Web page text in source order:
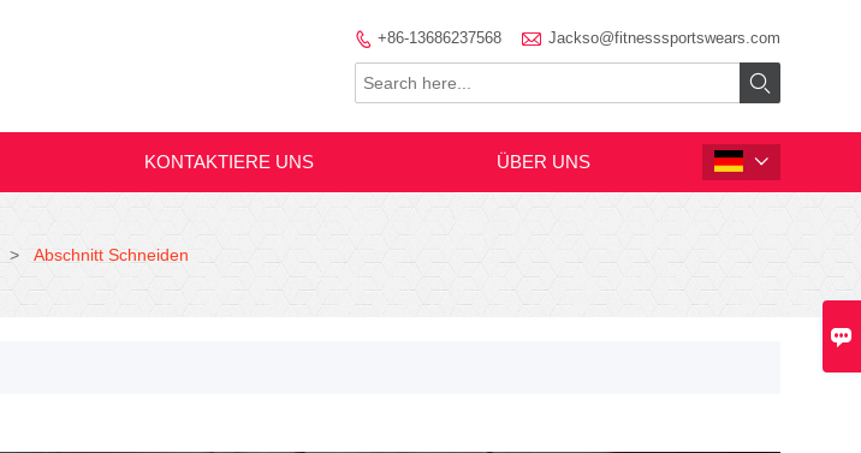

 +86-13686237568  Jackso@fitnesssportswears.com

KONTAKTIERE UNS ÜBER UNS 
> Abschnitt Schneiden